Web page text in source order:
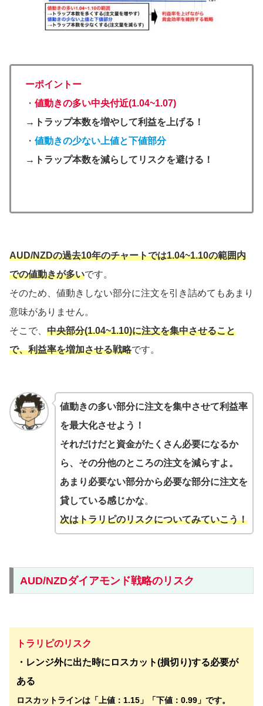
ーポイントー
・ 値動きの多い中央付近(1.04~1.07)
→トラップ本数を増やして利益を上げる！
・ 値動きの少ない上値と下値部分
→トラップ本数を減らしてリスクを避ける！
AUD/NZDの過去10年のチャートでは1.04~1.10の範囲内
での値動きが多いです。
そのため、値動きしない部分に注文を引き詰めてもあまり
意味がありません。
そこで、 中央部分(1.04~1.10)に注文を集中させること
で、利益率を増加させる戦略です。
値動きの多い部分に注文を集中させて利益率
を最大化させよう！
それだけだと資金がたくさん必要になるか
ら、その分他のところの注文を減らすよ。
あまり必要ない部分から必要な部分に注文を
貸している感じかな。
次はトラリピのリスクについてみていこう！
AUD/NZDダイアモンド戦略のリスク
トラリピのリスク
・レンジ外に出た時にロスカット(損切り)する必要が
ある
ロスカットラインは「上値：1.15」「下値：0.99」です。